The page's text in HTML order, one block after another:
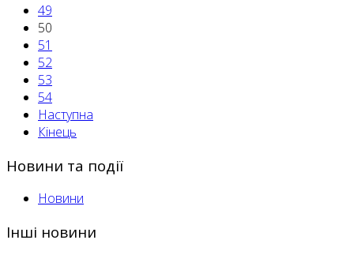
49
50
51
52
53
54
Наступна
Кінець
Новини та події
Новини
Інші новини